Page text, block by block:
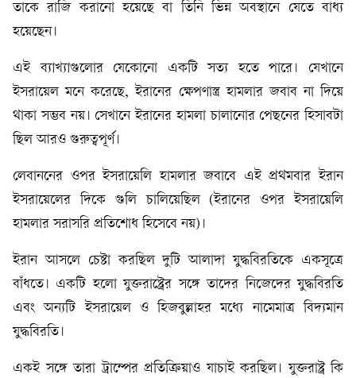
তাকে রাজি করানো হয়েছে বা তিনি ভিন্ন অবস্থানে যেতে বাধ্য
হয়েছেন।
এই ব্যাখ্যাগুলোর যেকোনো একটি সত্য হতে পারে। যেখানে
ইসরায়েল মনে করেছে, ইরানের ক্ষেপণাস্ত্র হামলার জবাব না দিয়ে
থাকা সম্ভব নয়। সেখানে ইরানের হামলা চালানোর পেছনের হিসাবটা
ছিল আরও গুরুত্বপূর্ণ।
লেবাননের ওপর ইসরায়েলি হামলার জবাবে এই প্রথমবার ইরান
ইসরায়েলের দিকে গুলি চালিয়েছিল (ইরানের ওপর ইসরায়েলি
হামলার সরাসরি প্রতিশোধ হিসেবে নয়)।
ইরান আসলে চেষ্টা করছিল দুটি আলাদা যুদ্ধবিরতিকে একসূত্রে
বাঁধতে। একটি হলো যুক্তরাষ্ট্রের সঙ্গে তাদের নিজেদের যুদ্ধবিরতি
এবং অন্যটি ইসরায়েল ও হিজবুল্লাহর মধ্যে নামেমাত্র বিদ্যমান
যুদ্ধবিরতি।
একই সঙ্গে তারা ট্রাম্পের প্রতিক্রিয়াও যাচাই করছিল। যুক্তরাষ্ট্র কি